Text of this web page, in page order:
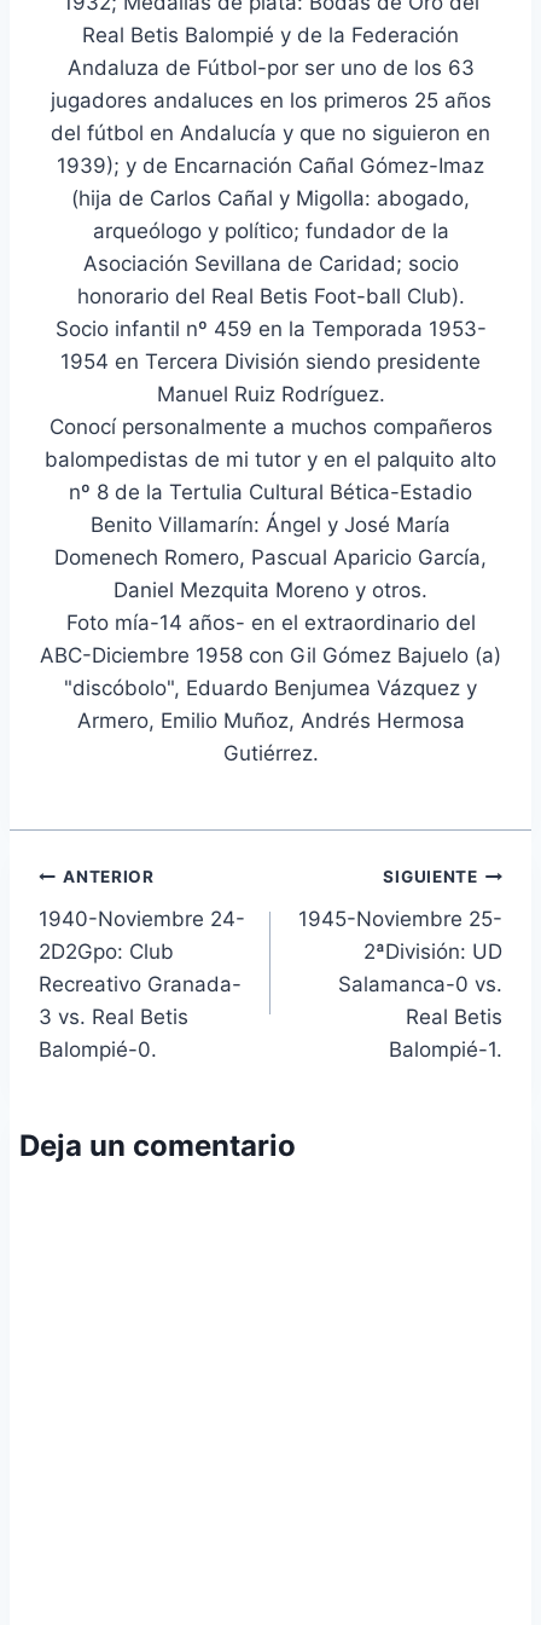
Real Betis Balompié y de la Federación
Andaluza de Fútbol-por ser uno de los 63
jugadores andaluces en los primeros 25 años
del fútbol en Andalucía y que no siguieron en
1939); y de Encarnación Cañal Gómez-Imaz
(hija de Carlos Cañal y Migolla: abogado,
arqueólogo y político; fundador de la
Asociación Sevillana de Caridad; socio
honorario del Real Betis Foot-ball Club).
Socio infantil nº 459 en la Temporada 1953-
1954 en Tercera División siendo presidente
Manuel Ruiz Rodríguez.
Conocí personalmente a muchos compañeros
balompedistas de mi tutor y en el palquito alto
nº 8 de la Tertulia Cultural Bética-Estadio
Benito Villamarín: Ángel y José María
Domenech Romero, Pascual Aparicio García,
Daniel Mezquita Moreno y otros.
Foto mía-14 años- en el extraordinario del
ABC-Diciembre 1958 con Gil Gómez Bajuelo (a)
"discóbolo", Eduardo Benjumea Vázquez y
Armero, Emilio Muñoz, Andrés Hermosa
Gutiérrez.
Navegación
de
entradas
ANTERIOR
1940-Noviembre 24-
2D2Gpo: Club
Recreativo Granada-
3 vs. Real Betis
Balompié-0.
SIGUIENTE
1945-Noviembre 25-
2ªDivisión: UD
Salamanca-0 vs.
Real Betis
Balompié-1.
Deja un comentario